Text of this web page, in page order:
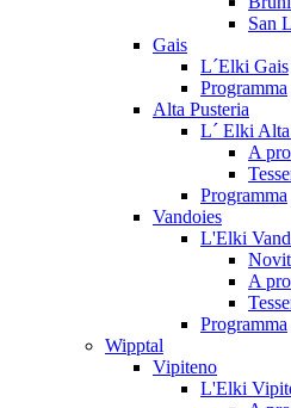
San
Gais
L´Elki Gais
Programma
Alta Pusteria
L´ Elki Alta
A
Programma
Vandoies
L'Elki
A
Programma
Wipptal
Vipiteno
L'Elki